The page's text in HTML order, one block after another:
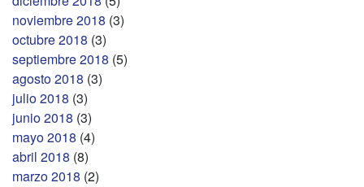
noviembre 2018 (3)
octubre 2018 (3)
septiembre 2018 (5)
agosto 2018 (3)
julio 2018 (3)
junio 2018 (3)
mayo 2018 (4)
abril 2018 (8)
marzo 2018 (2)